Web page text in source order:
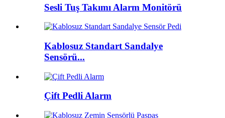
Sesli Tuş Takımı Alarm Monitörü
Kablosuz Standart Sandalye
Sensörü...
Çift Pedli Alarm